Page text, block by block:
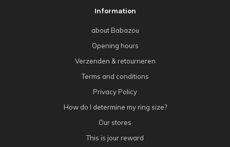
Information
about Babazou
Opening hours
Verzenden & retourneren
Terms and conditions
Privacy Policy
How do I determine my ring size?
Our stores
This is jour reward